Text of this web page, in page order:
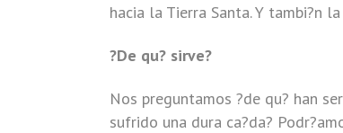
hacia la Tierra Santa. Y tambi?n la
?De qu? sirve?
Nos preguntamos ?de qu? han
sufrido una dura ca?da?